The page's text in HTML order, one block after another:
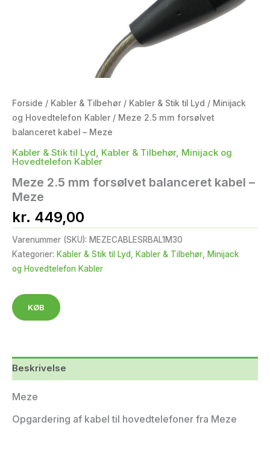
Forside / Kabler & Tilbehør / Kabler & Stik til Lyd / Minijack
og Hovedtelefon Kabler / Meze 2.5 mm forsølvet
balanceret kabel – Meze
Kabler & Stik til Lyd, Kabler & Tilbehør, Minijack og
Hovedtelefon Kabler
Meze 2.5 mm forsølvet balanceret kabel –
Meze
kr. 449,00
Varenummer (SKU): MEZECABLESRBAL1M30
Kategorier: Kabler & Stik til Lyd Kabler & Tilbehør
Minijack
og Hovedtelefon Kabler
KØB
Beskrivelse
Meze
Opgardering af kabel til hovedtelefoner fra Meze